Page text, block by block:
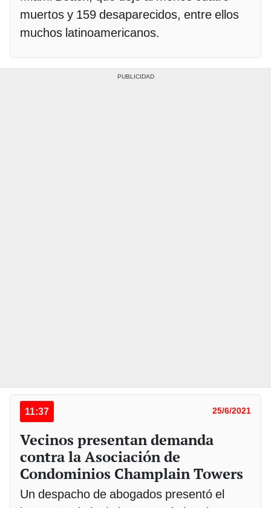
muertos y 159 desaparecidos, entre ellos
muchos latinoamericanos.
11:37 25/6/2021
Vecinos presentan demanda
contra la Asociación de
Condominios Champlain Towers
Un despacho de abogados presentó el